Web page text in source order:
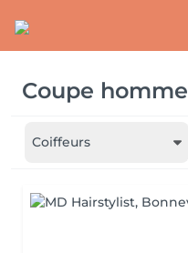
Coupe homme
Coiffeurs